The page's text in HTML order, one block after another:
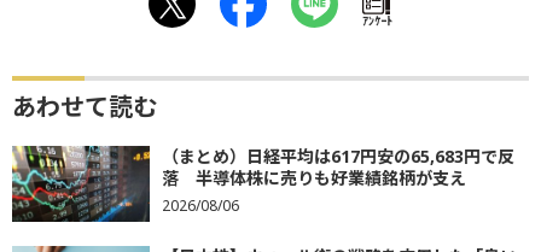
ｱﾝｹｰﾄ
あわせて読む
（まとめ）日経平均は617円安の65,683円で反
落 半導体株に売りも好業績銘柄が支え
2026/08/06